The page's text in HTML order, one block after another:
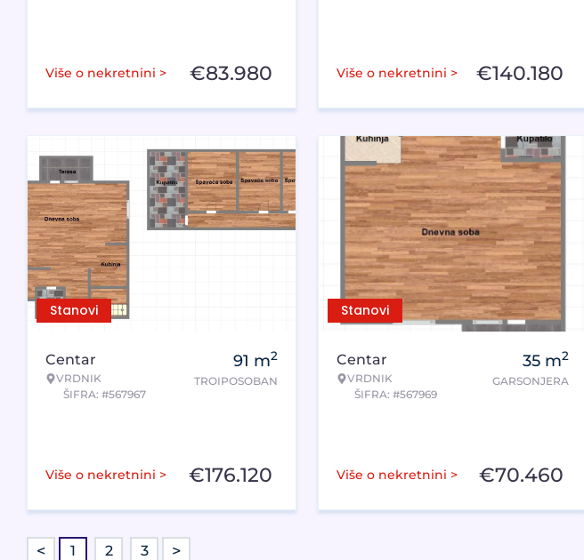
Više o nekretnini > €83.980 Više o nekretnini > €140.180
Stanovi
Centar
VRDNIK
ŠIFRA: #567967
91 m2
TROIPOSOBAN
Više o nekretnini > €176.120
Stanovi
Centar
VRDNIK
ŠIFRA: #567969
35 m2
GARSONJERA
Više o nekretnini > €70.460
< 1 2 3 >